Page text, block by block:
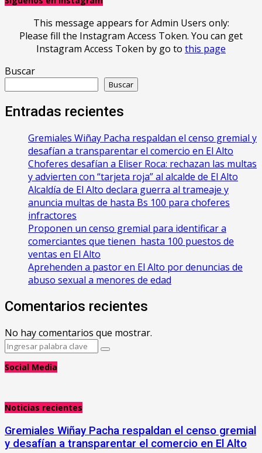
This message appears for Admin Users only:
Please fill the Instagram Access Token. You can get
Instagram Access Token by go to this page
Buscar
Buscar
Entradas recientes
Gremiales Wiñay Pacha respaldan el censo gremial y
desafían a transparentar el comercio en El Alto
Choferes desafían a Eliser Roca: rechazan las multas
y advierten con “tarjeta roja” al alcalde de El Alto
‎Alcaldía de El Alto declara guerra al trameaje y
anuncia multas de hasta Bs 100 para choferes
infractores
Proponen un censo gremial para identificar a
comerciantes que tienen hasta 100 puestos de
ventas en El Alto
Aprehenden a pastor en El Alto por denuncias de
abuso sexual a menores de edad
Comentarios recientes
No hay comentarios que mostrar.
Search
Search
Social Media
Noticias recientes
Gremiales Wiñay Pacha respaldan el censo gremial
y desafían a transparentar el comercio en El Alto